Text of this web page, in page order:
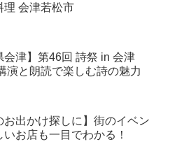
理 会津若松市
会津】第46回 詩祭 in 会津
演と朗読で楽しむ詩の魅力
お出かけ探しに】街のイベン
いお店も一目でわかる！